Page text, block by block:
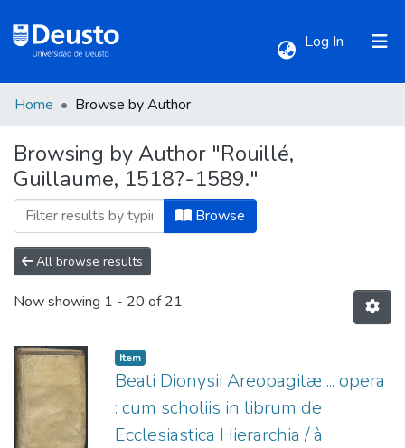
Log In (current)
All of DSpace
Home Browse by Author
Browsing by Author "Rouillé,
Guillaume, 1518?-1589."
Browse
All browse results
Now showing 1 - 20 of 21
Item
Beati Dionysii Areopagitæ ... opera
: cum scholiis in librum de
Ecclesiastica Hierarchia / à